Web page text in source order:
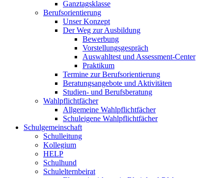
Ganztagsklasse
Berufsorientierung
Unser Konzept
Der Weg zur Ausbildung
Bewerbung
Vorstellungsgespräch
Auswahltest und Assessment-Center
Praktikum
Termine zur Berufsorientierung
Beratungsangebote und Aktivitäten
Studien- und Berufsberatung
Wahlpflichtfächer
Allgemeine Wahlpflichtfächer
Schuleigene Wahlpflichtfächer
Schulgemeinschaft
Schulleitung
Kollegium
HELP
Schulhund
Schulelternbeirat